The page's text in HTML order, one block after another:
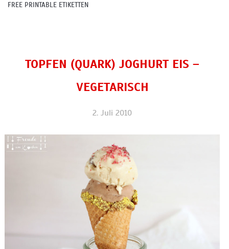
FREE PRINTABLE ETIKETTEN
TOPFEN (QUARK) JOGHURT EIS –
VEGETARISCH
2. Juli 2010